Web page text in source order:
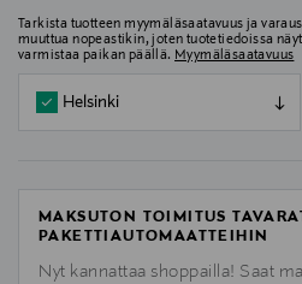
Tarkista tuotteen myymäläsaatavuus ja
muuttua nopeastikin, joten tuotetiedoissa
varmistaa paikan päällä. Myymäläsaatavuus
Helsinki
MAKSUTON TOIMITUS
PAKETTIAUTOMAATTEIHIN
Nyt kannattaa shoppailla! Saat